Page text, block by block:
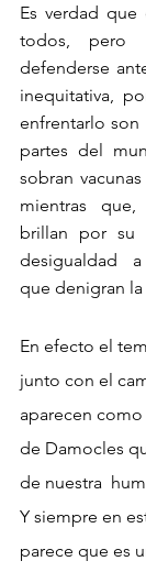
Es verdad que
todos, pero
defenderse
inequitativa,
enfrentarlo son
partes del
sobran
mientras
brillan por su
desigualdad
que denigran
En efecto el
junto con el
aparecen
de Damocles
de nuestra
Y siempre en
parece que es